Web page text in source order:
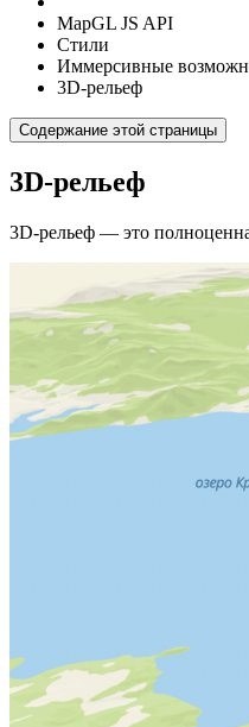
MapGL JS API
Стили
Иммерсивные
3D-рельеф
Содержание этой страницы
3D-рельеф
3D-рельеф — это